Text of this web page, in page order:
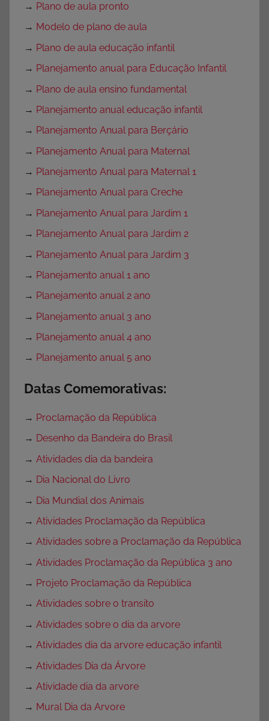
→ Plano de aula pronto
→ Modelo de plano de aula
→ Plano de aula educação infantil
→ Planejamento anual para Educação Infantil
→ Plano de aula ensino fundamental
→ Planejamento anual educação infantil
→ Planejamento Anual para Berçário
→ Planejamento Anual para Maternal
→ Planejamento Anual para Maternal 1
→ Planejamento Anual para Creche
→ Planejamento Anual para Jardim 1
→ Planejamento Anual para Jardim 2
→ Planejamento Anual para Jardim 3
→ Planejamento anual 1 ano
→ Planejamento anual 2 ano
→ Planejamento anual 3 ano
→ Planejamento anual 4 ano
→ Planejamento anual 5 ano
Datas Comemorativas:
→ Proclamação da República
→ Desenho da Bandeira do Brasil
→ Atividades dia da bandeira
→ Dia Nacional do Livro
→ Dia Mundial dos Animais
→ Atividades Proclamação da República
→ Atividades sobre a Proclamação da República
→ Atividades Proclamação da República 3 ano
→ Projeto Proclamação da República
→ Atividades sobre o transito
→ Atividades sobre o dia da arvore
→ Atividades dia da arvore educação infantil
→ Atividades Dia da Árvore
→ Atividade dia da arvore
→ Mural Dia da Arvore